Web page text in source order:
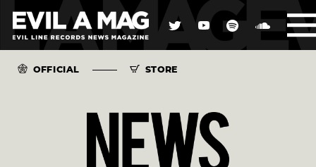
OFFICIAL STORE